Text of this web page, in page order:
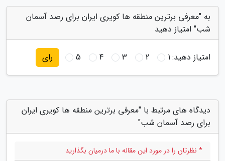
به "معرفی برترین منطقه ها کویری ایران برای رصد آسمان
شب" امتیاز دهید
امتیاز دهید:1
2
3
4
5 رای
دیدگاه های مرتبط با "معرفی برترین منطقه ها کویری ایران
برای رصد آسمان شب"
* نظرتان را در مورد این مقاله با ما درمیان بگذارید